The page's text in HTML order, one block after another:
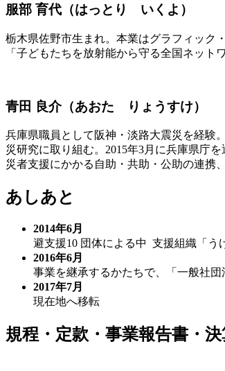
服部 育代（はっとり いくよ）
栃木県佐野市生まれ。本業はグラフィック
「子どもたちを放射能から守る全国ネッ
青田 良介（あおた りょうすけ）
兵庫県職員として阪神・淡路大震災を経験
災研究に取り組む。2015年3月に兵庫県庁
災者支援にかかる自助・共助・公助の連携
あしあと
2014年6月
避支援10 団体による中 支援組織「
2016年6月
事業を継承するかたちで、「一般社
2017年7月
現在地へ移転
規程・定款・事業報告書・